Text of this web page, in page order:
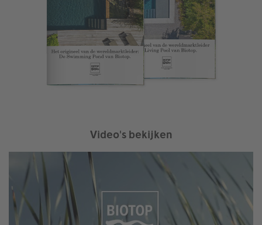
Video's bekijken